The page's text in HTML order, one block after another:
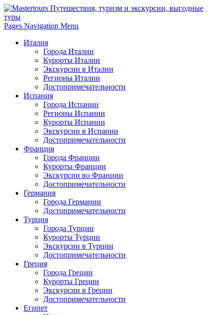
Pages Navigation Menu
Италия
Города Италии
Курорты Италии
Экскурсии в Италии
Регионы Италии
Достопримечательности
Испания
Города Испании
Регионы Испании
Курорты Испании
Экскурсии в Испании
Достопримечательности
Франция
Города Франции
Курорты Франции
Экскурсии во Франции
Достопримечательности
Германия
Города Германии
Достопримечательности
Турция
Города Турции
Курорты Турции
Экскурсии в Турции
Достопримечательности
Греция
Города Греции
Курорты Греции
Экскурсии в Греции
Достопримечательности
Египет